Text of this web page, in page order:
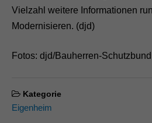
Vielzahl weitere Informationen
Modernisieren. (djd)
Fotos: djd/Bauherren-Schutzbund
Kategorie
Eigenheim